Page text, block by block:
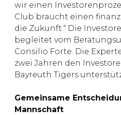
wir einen
Club braucht einen
die Zukunft.“ Die
begleitet vom
Consilio Forte. Die
zwei Jahren den
Bayreuth Tigers
Gemeinsame
Mannschaft